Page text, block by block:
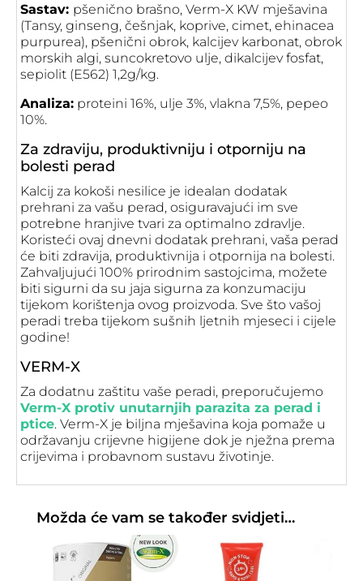
Sastav: pšenično brašno, Verm-X KW mješavina
(Tansy, ginseng, češnjak, koprive, cimet, ehinacea
purpurea), pšenični obrok, kalcijev karbonat, obrok
morskih algi, suncokretovo ulje, dikalcijev fosfat,
sepiolit (E562) 1,2g/kg.
Analiza: proteini 16%, ulje 3%, vlakna 7,5%, pepeo
10%.
Za zdraviju, produktivniju i otporniju na
bolesti perad
Kalcij za kokoši nesilice je idealan dodatak
prehrani za vašu perad, osiguravajući im sve
potrebne hranjive tvari za optimalno zdravlje.
Koristeći ovaj dnevni dodatak prehrani, vaša perad
će biti zdravija, produktivnija i otpornija na bolesti.
Zahvaljujući 100% prirodnim sastojcima, možete
biti sigurni da su jaja sigurna za konzumaciju
tijekom korištenja ovog proizvoda. Sve što vašoj
peradi treba tijekom sušnih ljetnih mjeseci i cijele
godine!
VERM-X
Za dodatnu zaštitu vaše peradi, preporučujemo
Verm-X protiv unutarnjih parazita za perad i
ptice. Verm-X je biljna mješavina koja pomaže u
održavanju crijevne higijene dok je nježna prema
crijevima i probavnom sustavu životinje.
Možda će vam se također svidjeti…